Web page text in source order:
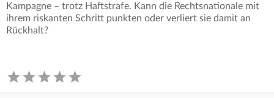
Kampagne – trotz Haftstrafe. Kann die Rechtsnationale mit
ihrem riskanten Schritt punkten oder verliert sie damit an
Rückhalt?